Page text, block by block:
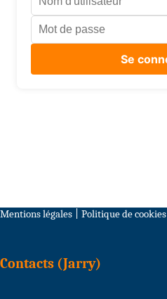
Mentions légales Politique de cookies
Contacts (Jarry)